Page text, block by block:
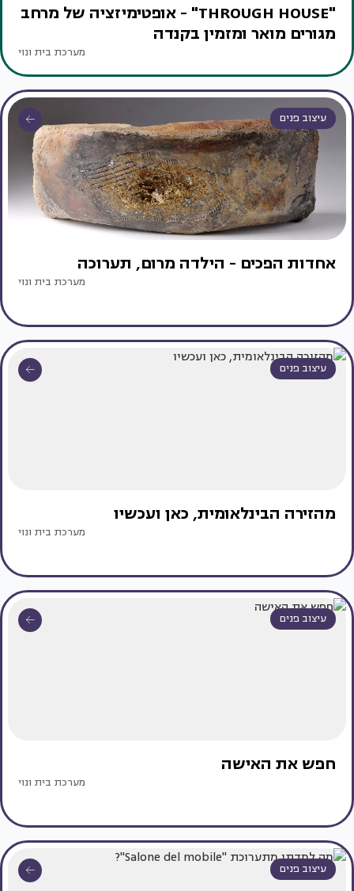
"THROUGH HOUSE" - אופטימיזציה של מרחב
מגורים מואר ומזמין בקנדה
מערכת בית ונוי
עיצוב פנים
אחדות הפכים - הילדה מרום, תערוכה
מערכת בית ונוי
עיצוב פנים
מהזירה הבינלאומית, כאן ועכשיו
מערכת בית ונוי
עיצוב פנים
חפש את האישה
מערכת בית ונוי
עיצוב פנים